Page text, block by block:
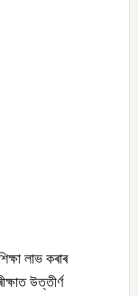
লাভ কৰাৰ
উত্তীৰ্ণ